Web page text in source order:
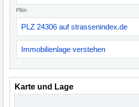
Plön
PLZ 24306 auf strassenindex.de
Immobilienlage verstehen
Karte und Lage